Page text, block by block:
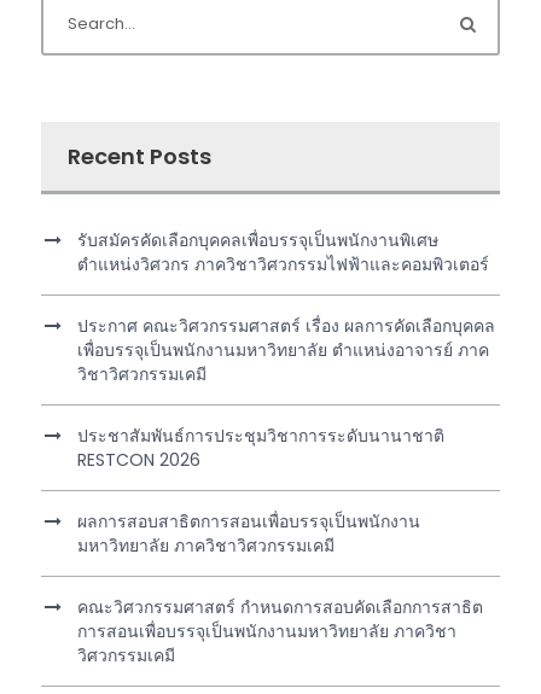
Recent Posts
รับสมัครคัดเลือกบุคคลเพื่อบรรจุเป็นพนักงานพิเศษ
ตำแหน่งวิศวกร ภาควิชาวิศวกรรมไฟฟ้าและคอมพิวเตอร์
ประกาศ คณะวิศวกรรมศาสตร์ เรื่อง ผลการคัดเลือกบุคคล
เพื่อบรรจุเป็นพนักงานมหาวิทยาลัย ตำแหน่งอาจารย์ ภาค
วิชาวิศวกรรมเคมี
ประชาสัมพันธ์การประชุมวิชาการระดับนานาชาติ
RESTCON 2026
ผลการสอบสาธิตการสอนเพื่อบรรจุเป็นพนักงาน
มหาวิทยาลัย ภาควิชาวิศวกรรมเคมี
คณะวิศวกรรมศาสตร์ กำหนดการสอบคัดเลือกการสาธิต
การสอนเพื่อบรรจุเป็นพนักงานมหาวิทยาลัย ภาควิชา
วิศวกรรมเคมี